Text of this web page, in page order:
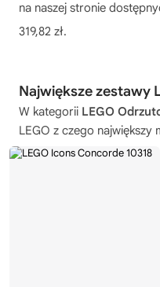
na naszej stronie
319,82 zł.
Największe zestawy
W kategorii LEGO
LEGO z czego największy